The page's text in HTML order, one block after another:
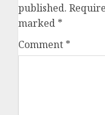
published.
marked *
Comment *